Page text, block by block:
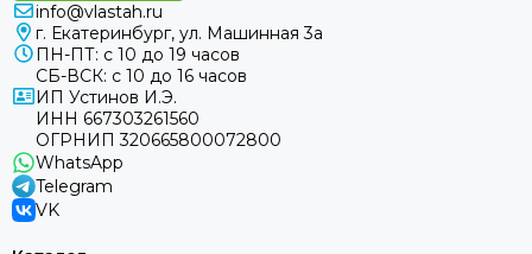
info@vlastah.ru
г. Екатеринбург, ул. Машинная 3а
ПН-ПТ: с 10 до 19 часов
СБ-ВСК: с 10 до 16 часов
ИП Устинов И.Э.
ИНН 667303261560
ОГРНИП 320665800072800
WhatsApp
Telegram
VK